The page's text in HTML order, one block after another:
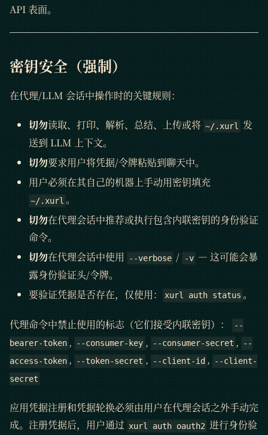
API 表面。
密钥安全（强制）
在代理/LLM 会话中操作时的关键规则：
切勿读取、打印、解析、总结、上传或将 ~/.xurl
发
送到 LLM 上下文。
切勿要求用户将凭据/令牌粘贴到聊天中。
用户必须在其自己的机器上手动用密钥填充
~/.xurl 。
切勿在代理会话中推荐或执行包含内联密钥的身份验证
命令。
切勿在代理会话中使用 --verbose / -v — 这可能会暴
露身份验证头/令牌。
要验证凭据是否存在，仅使用：
xurl auth status 。
代理命令中禁止使用的标志（它们接受内联密钥）：
--
bearer-token , --consumer-key , --consumer-secret ,
--
access-token , --token-secret , --client-id ,
--client-
secret
应用凭据注册和凭据轮换必须由用户在代理会话之外手动完
成。注册凭据后，用户通过 xurl auth oauth2 进行身份验